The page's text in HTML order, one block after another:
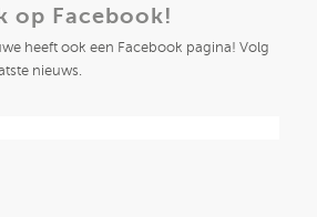
op Facebook!
heeft ook een Facebook pagina! Volg
nieuws.